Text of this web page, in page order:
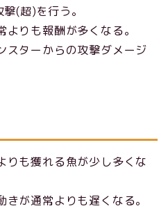
(超)を行う。
りも報酬が多くなる。
ターからの攻撃ダメージ
も獲れる魚が少し多くな
が通常よりも遅くなる。